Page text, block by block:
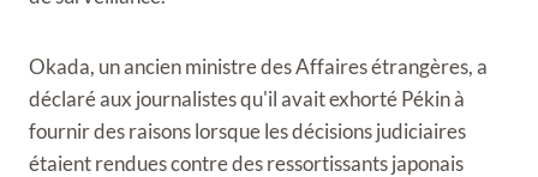
Okada, un ancien ministre des Affaires étrangères, a
déclaré aux journalistes qu'il avait exhorté Pékin à
fournir des raisons lorsque les décisions judiciaires
étaient rendues contre des ressortissants japonais